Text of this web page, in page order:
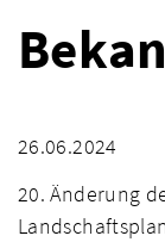
26.06.2024
20. Änderung